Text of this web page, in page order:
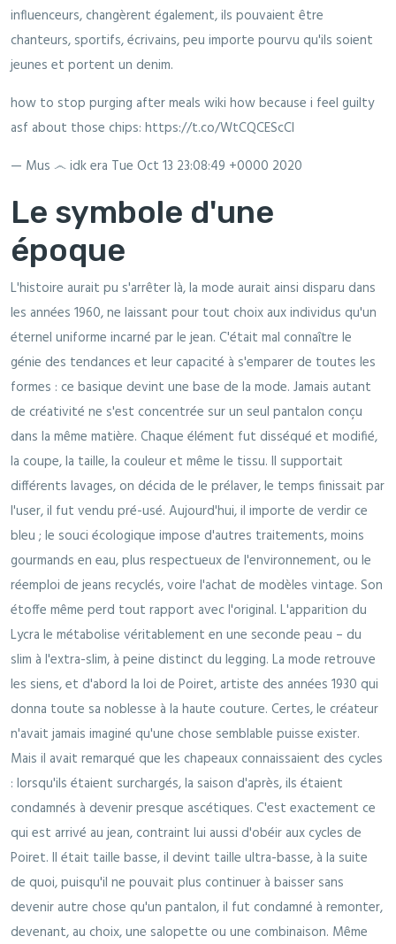
influenceurs, changèrent également, ils pouvaient être
chanteurs, sportifs, écrivains, peu importe pourvu qu'ils soient
jeunes et portent un denim.
how to stop purging after meals wiki how because i feel guilty
asf about those chips: https://t.co/WtCQCEScCl
— Mus ෴ idk era Tue Oct 13 23:08:49 +0000 2020
Le symbole d'une
époque
L'histoire aurait pu s'arrêter là, la mode aurait ainsi disparu dans
les années 1960, ne laissant pour tout choix aux individus qu'un
éternel uniforme incarné par le jean. C'était mal connaître le
génie des tendances et leur capacité à s'emparer de toutes les
formes : ce basique devint une base de la mode. Jamais autant
de créativité ne s'est concentrée sur un seul pantalon conçu
dans la même matière. Chaque élément fut disséqué et modifié,
la coupe, la taille, la couleur et même le tissu. Il supportait
différents lavages, on décida de le prélaver, le temps finissait par
l'user, il fut vendu pré-usé. Aujourd'hui, il importe de verdir ce
bleu ; le souci écologique impose d'autres traitements, moins
gourmands en eau, plus respectueux de l'environnement, ou le
réemploi de jeans recyclés, voire l'achat de modèles vintage. Son
étoffe même perd tout rapport avec l'original. L'apparition du
Lycra le métabolise véritablement en une seconde peau – du
slim à l'extra-slim, à peine distinct du legging. La mode retrouve
les siens, et d'abord la loi de Poiret, artiste des années 1930 qui
donna toute sa noblesse à la haute couture. Certes, le créateur
n'avait jamais imaginé qu'une chose semblable puisse exister.
Mais il avait remarqué que les chapeaux connaissaient des cycles
: lorsqu'ils étaient surchargés, la saison d'après, ils étaient
condamnés à devenir presque ascétiques. C'est exactement ce
qui est arrivé au jean, contraint lui aussi d'obéir aux cycles de
Poiret. Il était taille basse, il devint taille ultra-basse, à la suite
de quoi, puisqu'il ne pouvait plus continuer à baisser sans
devenir autre chose qu'un pantalon, il fut condamné à remonter,
devenant, au choix, une salopette ou une combinaison. Même